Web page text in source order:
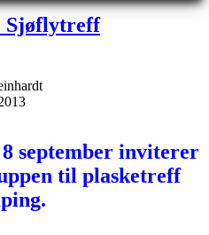
Sjøflytreff
september inviterer
til plasketreff